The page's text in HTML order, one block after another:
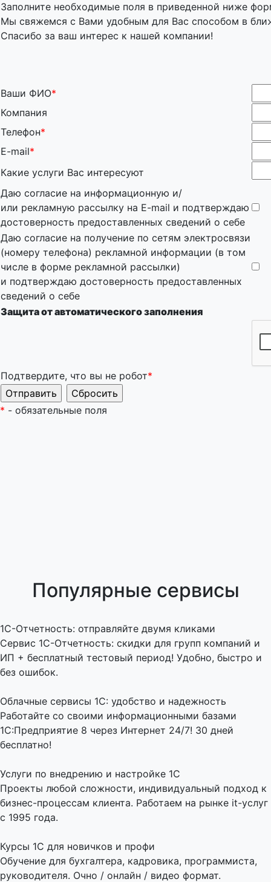
Заполните необходимые поля в приведенной ниже
Мы свяжемся с Вами удобным для Вас способом в
Спасибо за ваш интерес к нашей компании!
Ваши ФИО*
Компания
Телефон*
E-mail*
Какие услуги Вас интересуют
Даю согласие на информационную и/
или рекламную рассылку на E-mail и подтверждаю
достоверность предоставленных сведений о себе
Даю согласие на получение по сетям электросвязи
(номеру телефона) рекламной информации (в том
числе в форме рекламной рассылки)
и подтверждаю достоверность предоставленных
сведений о себе
Защита от автоматического заполнения
Подтвердите, что вы не робот*
* - обязательные поля
Популярные сервисы
1C-Отчетность: отправляйте двумя кликами
Сервис 1С-Отчетность: скидки для групп компаний и
ИП + бесплатный тестовый период! Удобно, быстро и
без ошибок.
Облачные сервисы 1С: удобство и надежность
Работайте со своими информационными базами
1С:Предприятие 8 через Интернет 24/7! 30 дней
бесплатно!
Услуги по внедрению и настройке 1С
Проекты любой сложности, индивидуальный подход к
бизнес-процессам клиента. Работаем на рынке it-услуг
с 1995 года.
Курсы 1С для новичков и профи
Обучение для бухгалтера, кадровика, программиста,
руководителя. Очно / онлайн / видео формат.